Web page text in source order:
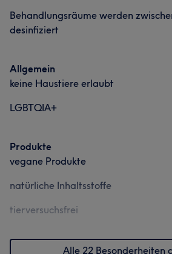
Behandlungsräume werden
desinfiziert
Allgemein
keine Haustiere erlaubt
LGBTQIA+
Produkte
vegane Produkte
natürliche Inhaltsstoffe
tierversuchsfrei
Alle 22 Besonderheiten